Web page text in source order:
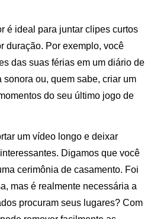
é ideal para juntar clipes curtos
duração. Por exemplo, você
das suas férias em um diário de
ou, quem sabe, criar um
do seu último jogo de
um vídeo longo e deixar
Digamos que você
cerimônia de casamento. Foi
mas é realmente necessária a
procuram seus lugares? Com